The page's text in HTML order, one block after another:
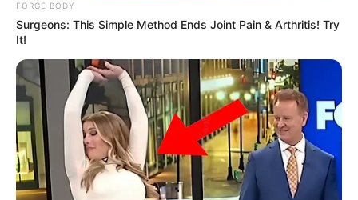
กระทงลอยฟ้าหรือโคมลอยยี่เป็ง
ท่านที่เลือก กระทง
ประเภทนี้ เป็นคนรักอิสระ ชอบการเดินทาง สนใจใฝ่รู้กับสิ่ง
รอบตัวอยู่เสมอ ชอบการเรียนรู้ เป็นนักผจญภัยของแท้
ชอบความท้าทายตื่นเต้น แต่ภายในใจ เป็นคนใจดีมีเมตตา
มองโลกในแง่ดี โกรธง่ายหายเร็ว เป็นคนที่ติดจะหุนหัน
พลันแล่นอยู่สักหน่อย แต่ก็แก้ไขปัญหาเฉพาะหน้าได้อย่าง
ดีเยี่ยม มีความคิดเป็นของตัวเอง มองโลกในมุมบวก ชอบ
สร้างความสุขให้กับคนรอบข้าง
FORGE BODY
Surgeons: This Simple Method Ends Joint Pain & Arthritis! Try
It!